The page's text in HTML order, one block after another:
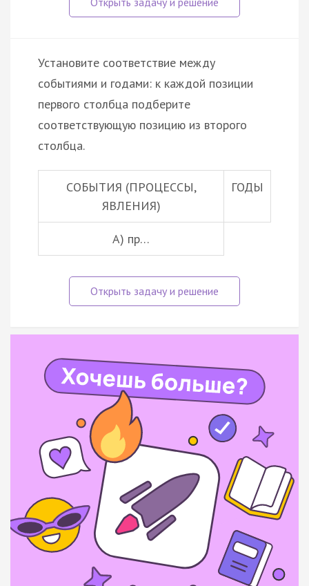
Установите соответствие между
событиями и годами: к каждой позиции
первого столбца подберите
соответствующую позицию из второго
столбца.
СОБЫТИЯ (ПРОЦЕССЫ,
ЯВЛЕНИЯ)
ГОДЫ
A) пр…